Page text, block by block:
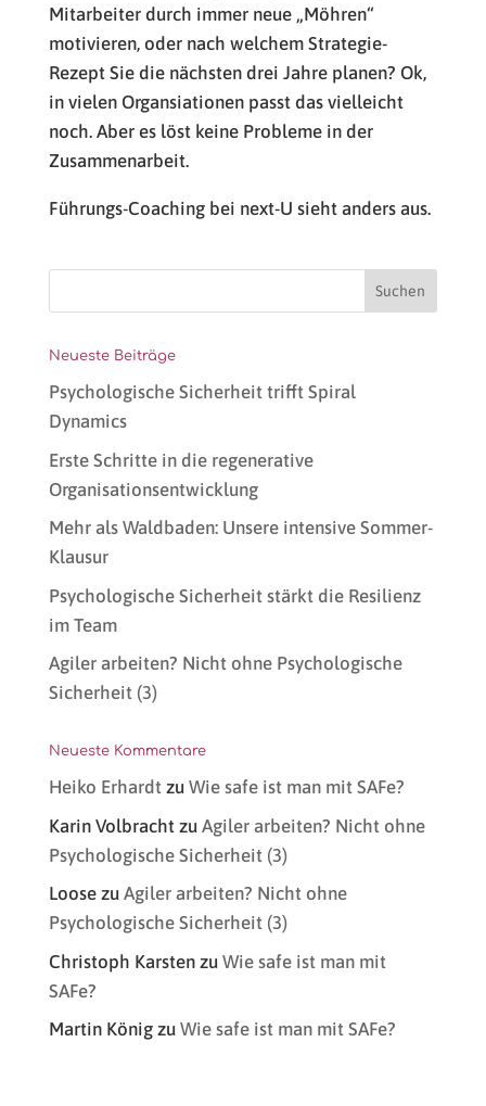
Mitarbeiter durch immer neue „Möhren“
motivieren, oder nach welchem Strategie-
Rezept Sie die nächsten drei Jahre planen? Ok,
in vielen Organsiationen passt das vielleicht
noch. Aber es löst keine Probleme in der
Zusammenarbeit.
Führungs-Coaching bei next-U sieht anders aus.
Neueste Beiträge
Psychologische Sicherheit trifft Spiral
Dynamics
Erste Schritte in die regenerative
Organisationsentwicklung
Mehr als Waldbaden: Unsere intensive Sommer-
Klausur
Psychologische Sicherheit stärkt die Resilienz
im Team
Agiler arbeiten? Nicht ohne Psychologische
Sicherheit (3)
Neueste Kommentare
Heiko Erhardtzu Wie safe ist man mit SAFe?
Karin Volbrachtzu Agiler arbeiten? Nicht ohne
Psychologische Sicherheit (3)
Loosezu Agiler arbeiten? Nicht ohne
Psychologische Sicherheit (3)
Christoph Karstenzu Wie safe ist man mit
SAFe?
Martin Königzu Wie safe ist man mit SAFe?